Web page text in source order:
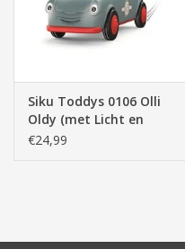
Baby & Peuter
Speelgoed & hobby
Cadeau & feest
Siku Toddys 0106 Olli
Oldy (met Licht en
Geluid)
€24,99